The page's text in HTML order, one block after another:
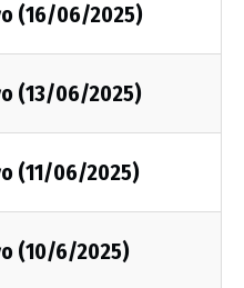
(16/06/2025)
(13/06/2025)
(11/06/2025)
(10/6/2025)